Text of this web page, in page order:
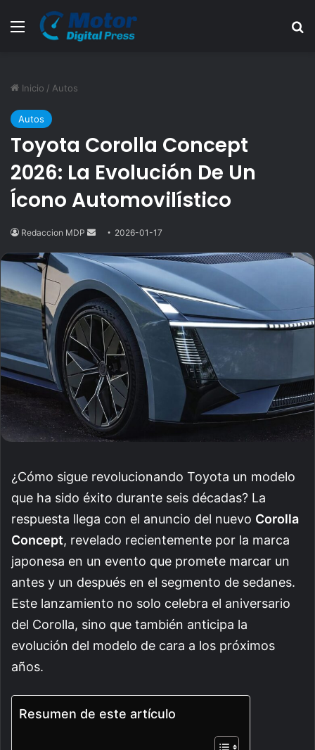
Menú
Inicio / Autos
Autos
Toyota Corolla Concept
2026: La Evolución De Un
Ícono Automovilístico
Redaccion MDP
Send
email
2026-01-17
¿Cómo sigue revolucionando Toyota un modelo
que ha sido éxito durante seis décadas? La
respuesta llega con el anuncio del nuevo Corolla
Concept, revelado recientemente por la marca
japonesa en un evento que promete marcar un
antes y un después en el segmento de sedanes.
Este lanzamiento no solo celebra el aniversario
del Corolla, sino que también anticipa la
evolución del modelo de cara a los próximos
años.
Resumen de este artículo